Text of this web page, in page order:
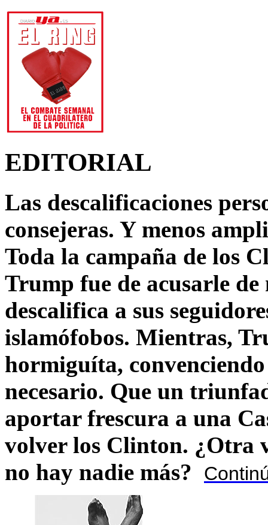
EDITORIAL
Las descalificaciones
consejeras. Y menos
Toda la campaña de los
Trump fue de acusarle
descalifica a sus
islamófobos. Mientras,
hormiguíta,
necesario. Que un
aportar frescura a una
volver los Clinton. ¿Otra
no hay nadie más?